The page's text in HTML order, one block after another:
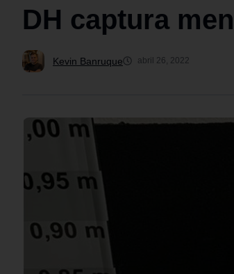
DH captura
Kevin Banruque abril 26, 2022